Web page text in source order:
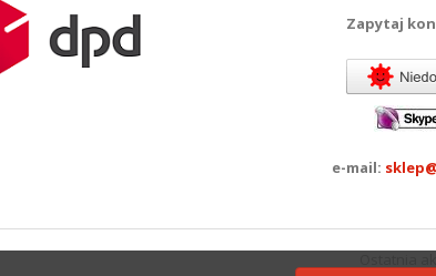
Zapytaj
e-mail: